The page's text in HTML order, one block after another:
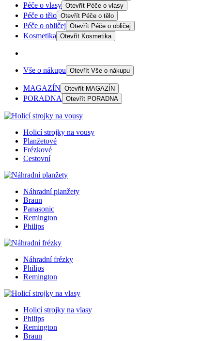
Péče o vlasy Otevřít Péče o vlasy
Péče o tělo Otevřít Péče o tělo
Péče o obličej Otevřít Péče o obličej
Kosmetika Otevřít Kosmetika
|
Vše o nákupu Otevřít Vše o nákupu
MAGAZÍN Otevřít MAGAZÍN
PORADNA Otevřít PORADNA
Holicí strojky na vousy
Planžetové
Frézkové
Cestovní
Náhradní planžety
Braun
Panasonic
Remington
Philips
Náhradní frézky
Philips
Remington
Holicí strojky na vlasy
Philips
Remington
Braun